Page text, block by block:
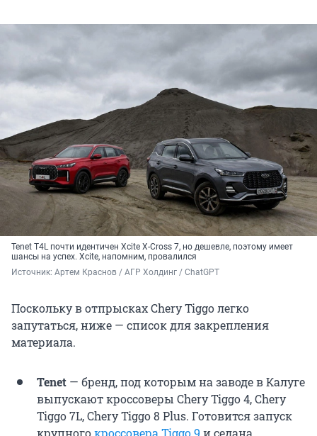
Tenet T4L почти идентичен Xcite X-Cross 7, но дешевле, поэтому имеет
шансы на успех. Xcite, напомним, провалился
Источник: Артем Краснов / АГР Холдинг / ChatGPT
Поскольку в отпрысках Chery Tiggo легко
запутаться, ниже — список для закрепления
материала.
Tenet — бренд, под которым на заводе в Калуге
выпускают кроссоверы Chery Tiggo 4, Chery
Tiggo 7L, Chery Tiggo 8 Plus. Готовится запуск
крупногокроссовера Tiggo 9 и седана